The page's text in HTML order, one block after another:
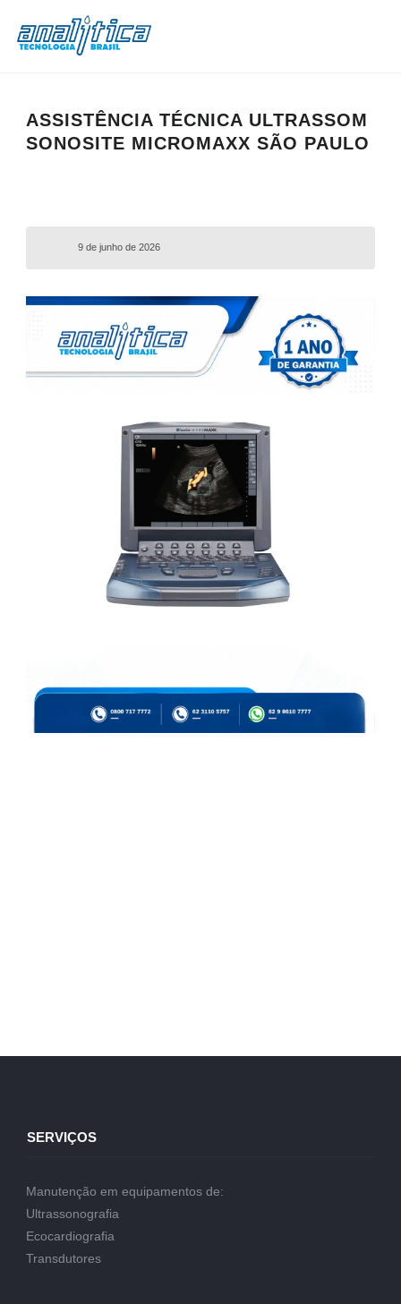
ASSISTÊNCIA TÉCNICA ULTRASSOM
SONOSITE MICROMAXX SÃO PAULO
9 de junho de 2026
SERVIÇOS
Manutenção em equipamentos de:
Ultrassonografia
Ecocardiografia
Transdutores